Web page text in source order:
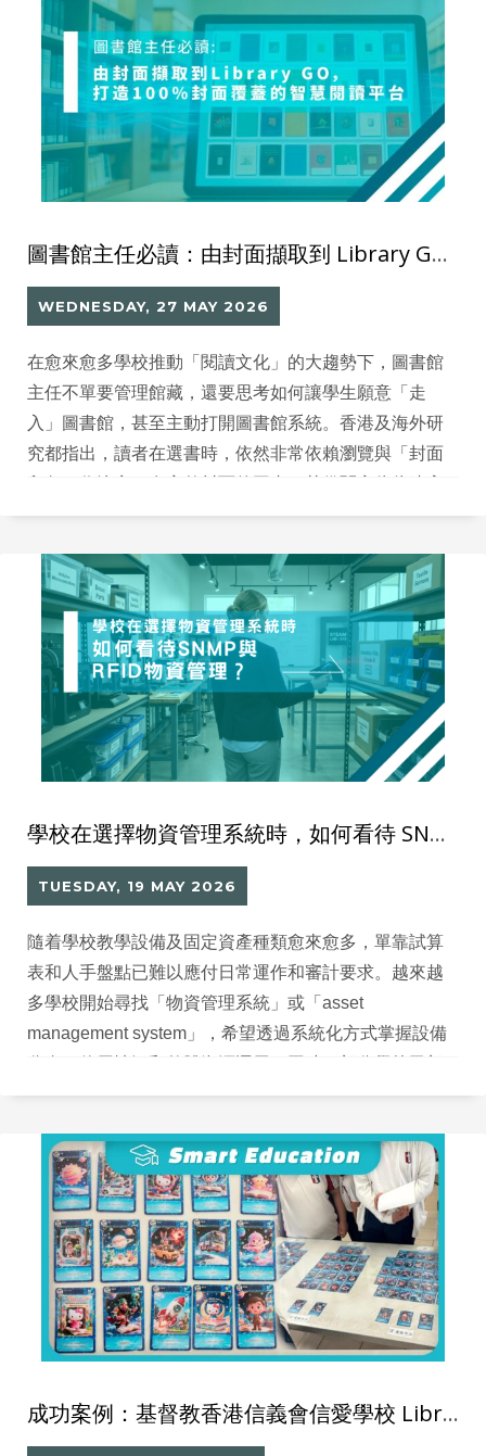
完整、吸引的線上書目展示，迎接新學年。
圖書館主任必讀：由封面擷取到 Library GO，打造 100% 封面覆蓋的智慧閱讀平台
WEDNESDAY, 27 MAY 2026
在愈來愈多學校推動「閱讀文化」的大趨勢下，圖書館
主任不單要管理館藏，還要思考如何讓學生願意「走
入」圖書館，甚至主動打開圖書館系統。香港及海外研
究都指出，讀者在選書時，依然非常依賴瀏覽與「封面
於只有文字標題的館藏。 在數碼化時代，這個現象同樣
學校在選擇物資管理系統時，如何看待 SNMP 與 RFID 物資管理？
TUESDAY, 19 MAY 2026
隨着學校教學設備及固定資產種類愈來愈多，單靠試算
表和人手盤點已難以應付日常運作和審計要求。越來越
多學校開始尋找「物資管理系統」或「asset
management system」，希望透過系統化方式掌握設備
署網絡監控工具，關心新系統能否與現有 IT 架構整合，
力。
成功案例：基督教香港信義會信愛學校 Library Go 圖書館系統